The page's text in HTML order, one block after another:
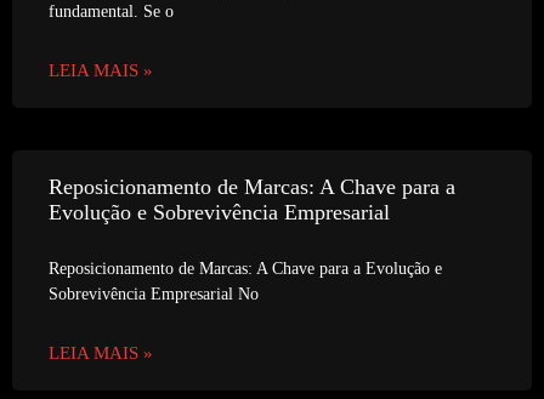
fundamental. Se o
LEIA MAIS »
Reposicionamento de Marcas: A Chave para a
Evolução e Sobrevivência Empresarial
Reposicionamento de Marcas: A Chave para a Evolução e
Sobrevivência Empresarial No
LEIA MAIS »